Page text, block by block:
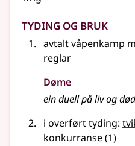
Tyding og bruk
avtalt våpenkamp
reglar
Døme
ein duell på liv og død
i overført tyding:
konkurranse(1)